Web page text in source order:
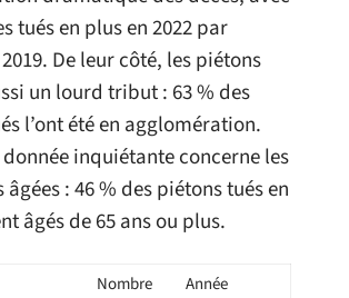
tués en plus en 2022 par
De leur côté, les piétons
un lourd tribut : 63 % des
l’ont été en agglomération.
inquiétante concerne les
âgées : 46 % des piétons tués en
âgés de 65 ans ou plus.
Nombre
Année